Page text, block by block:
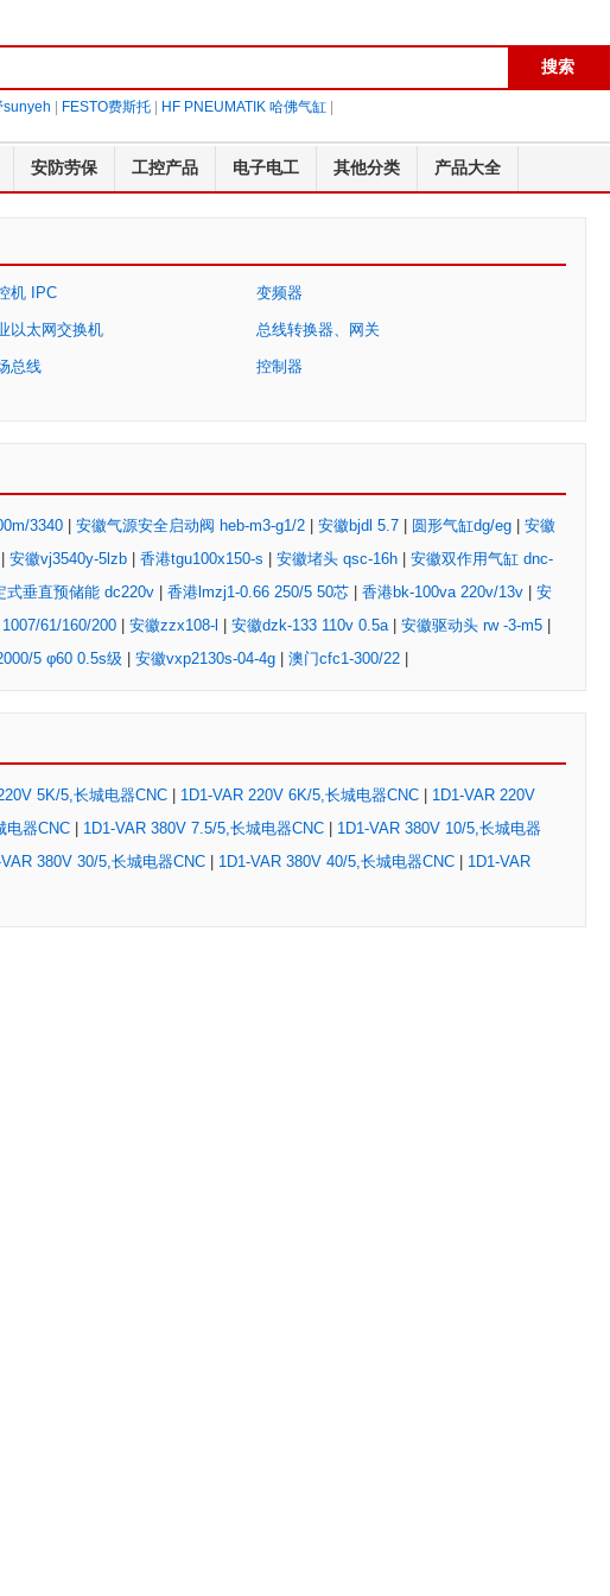
sunyeh FESTO费斯托| HF PNEUMATIK 哈佛气缸|
安防劳保 工控产品 电子电工 其他分类 产品大全
机 IPC
变频器
以太网交换机 总线转换器、网关
总线
控制器
3340 安徽气源安全启动阀 heb-m3-g1/2 安徽bjdl 5.7 圆形气缸dg/eg
安徽
安徽vj3540y-5lzb 香港tgu100x150-s 安徽堵头 qsc-16h
安徽双作用气缸 dnc-
式垂直预储能 dc220v 香港lmzj1-0.66 250/5 50芯 香港bk-100va 220v/13v
安
61/160/200 安徽zzx108-l 安徽dzk-133 110v 0.5a| 安徽驱动头 rw -3-m5
5 φ60 0.5s级 安徽vxp2130s-04-4g 澳门cfc1-300/22
5K/5,长城电器CNC 1D1-VAR 220V 6K/5,长城电器CNC
1D1-VAR 220V
电器CNC 1D1-VAR 380V 7.5/5,长城电器CNC
1D1-VAR 380V 10/5,长城电器
380V 30/5,长城电器CNC 1D1-VAR 380V 40/5,长城电器CNC
1D1-VAR